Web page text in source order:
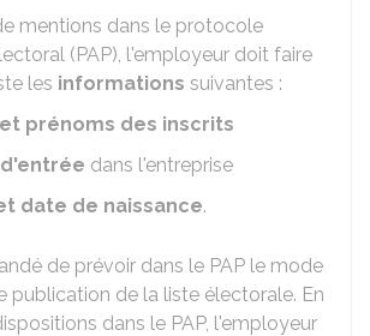
mentions dans le protocole
(PAP), l'employeur doit faire
les informations suivantes :
prénoms des inscrits
dans l'entreprise
date de naissance.
de prévoir dans le PAP le mode
publication de la liste électorale. En
dans le PAP, l'employeur